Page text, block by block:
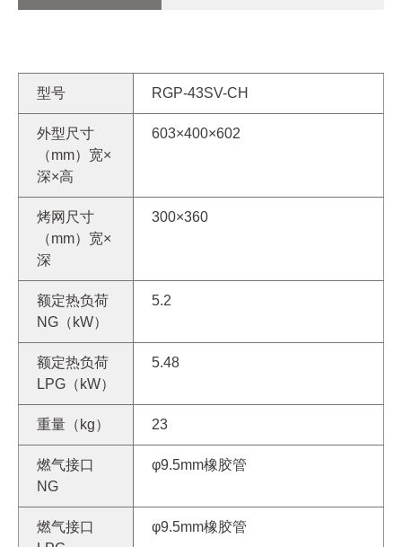
型号 RGP-43SV-CH
外型尺寸
（mm）宽×
深×高
603×400×602
烤网尺寸
（mm）宽×
深
300×360
额定热负荷
NG（kW）
5.2
额定热负荷
LPG（kW）
5.48
重量（kg） 23
燃气接口
NG
φ9.5mm橡胶管
燃气接口
φ9.5mm橡胶管